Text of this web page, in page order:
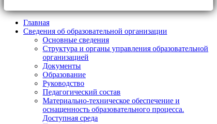
Главная
Сведения об образовательной организации
Основные сведения
Структура и органы управления образовательной
организацией
Документы
Образование
Руководство
Педагогический состав
Материально-техническое обеспечение и
оснащенность образовательного процесса.
Доступная среда